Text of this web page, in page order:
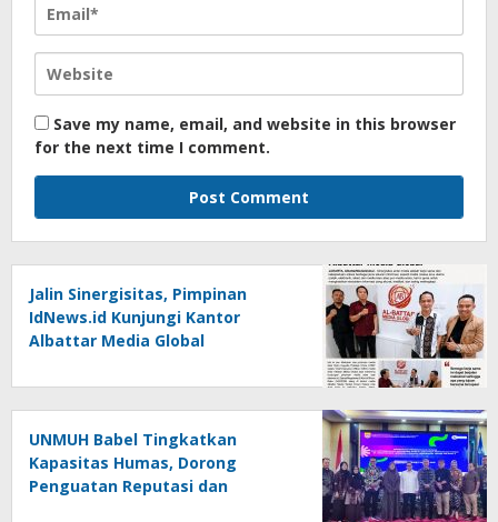
Save my name, email, and website in this browser
for the next time I comment.
Jalin Sinergisitas, Pimpinan
IdNews.id Kunjungi Kantor
Albattar Media Global
UNMUH Babel Tingkatkan
Kapasitas Humas, Dorong
Penguatan Reputasi dan